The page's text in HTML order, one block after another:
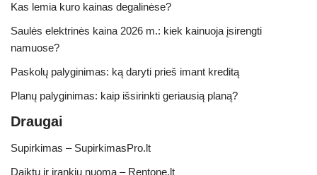
Kas lemia kuro kainas degalinėse?
Saulės elektrinės kaina 2026 m.: kiek kainuoja įsirengti
namuose?
Paskolų palyginimas: ką daryti prieš imant kreditą
Planų palyginimas: kaip išsirinkti geriausią planą?
Draugai
Supirkimas – SupirkimasPro.lt
Daiktų ir įrankių nuoma – Rentone.lt